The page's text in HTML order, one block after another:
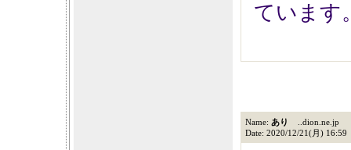
ています
Name: あり
..dion.ne.jp
Date: 2020/12/21(月) 16:59